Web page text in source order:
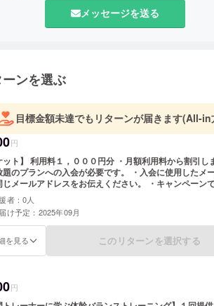
メッセージを送る
ーンを選ぶ
目標金額未達でもリターンが届きます(All-in
円
】 利用料１，０００円分 ・月額利用料から割引します。 ・
題のプランへの入会が必要です。 ・入会に使用したメ
じメールアドレスをお伝えください。 ・キャンペーン
ンペーンとは別途割引します。 有効期限：2025年9月から
12月末まで
者：0人
け予定：2025年09月
を見る このリターンを選択する
円